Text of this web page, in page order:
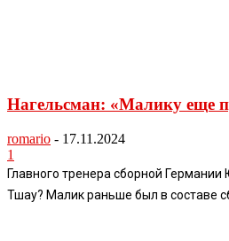
Нагельсман: «Малику еще
romario - 17.11.2024
1
Главного тренера сборной
Тшау? Малик раньше был в составе